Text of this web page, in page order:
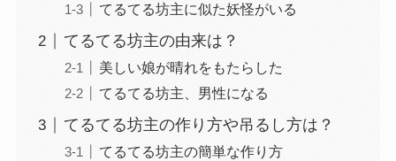
てるてる坊主に似た妖怪がいる
てるてる坊主の由来は？
美しい娘が晴れをもたらした
てるてる坊主、男性になる
てるてる坊主の作り方や吊るし方は？
てるてる坊主の簡単な作り方